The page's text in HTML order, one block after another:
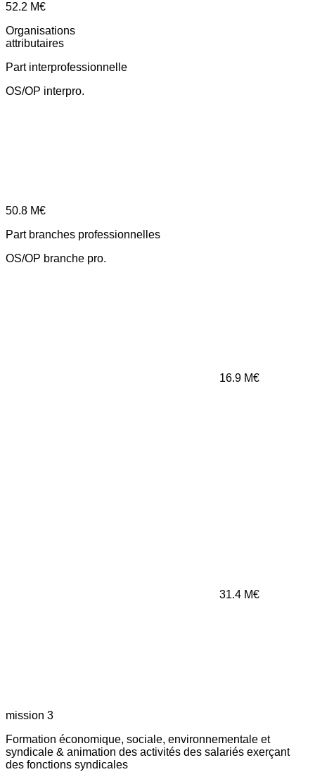
52.2 M€
Organisations
attributaires
Part interprofessionnelle
OS/OP interpro.
50.8 M€
Part branches professionnelles
OS/OP branche pro.
16.9 M€
31.4 M€
mission 3
Formation économique, sociale, environnementale et
syndicale & animation des activités des salariés exerçant
des fonctions syndicales